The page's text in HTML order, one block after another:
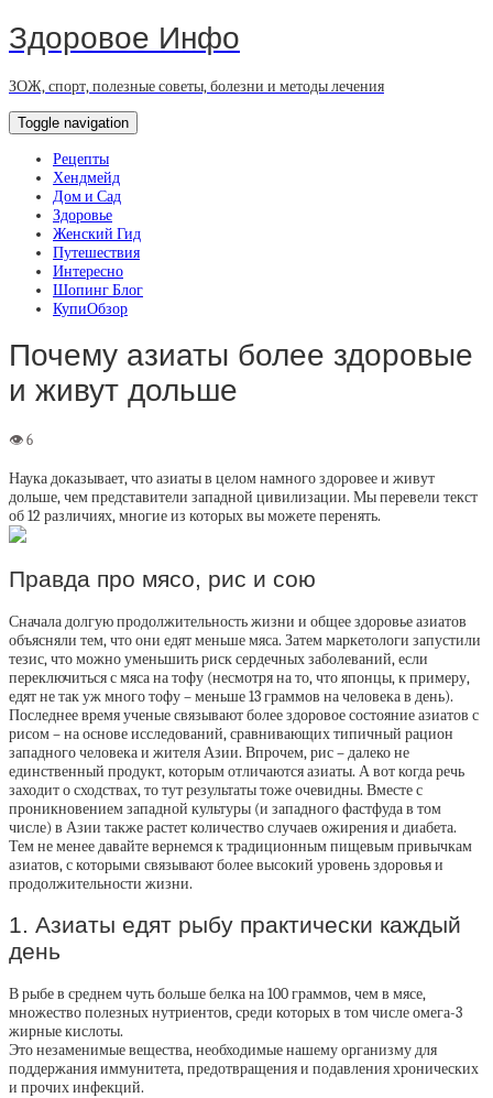
Здоровое Инфо
ЗОЖ, спорт, полезные советы, болезни и методы лечения
Toggle navigation
Рецепты
Хендмейд
Дом и Сад
Здоровье
Женский Гид
Путешествия
Интересно
Шопинг Блог
КупиОбзор
Почему азиаты более здоровые
и живут дольше
Наука доказывает, что азиаты в целом намного здоровее и живут
дольше, чем представители западной цивилизации. Мы перевели текст
об 12 различиях, многие из которых вы можете перенять.
Правда про мясо, рис и сою
Сначала долгую продолжительность жизни и общее здоровье азиатов
объясняли тем, что они едят меньше мяса. Затем маркетологи запустили
тезис, что можно уменьшить риск сердечных заболеваний, если
переключиться с мяса на тофу (несмотря на то, что японцы, к примеру,
едят не так уж много тофу – меньше 13 граммов на человека в день).
Последнее время ученые связывают более здоровое состояние азиатов с
рисом – на основе исследований, сравнивающих типичный рацион
западного человека и жителя Азии. Впрочем, рис – далеко не
единственный продукт, которым отличаются азиаты. А вот когда речь
заходит о сходствах, то тут результаты тоже очевидны. Вместе с
проникновением западной культуры (и западного фастфуда в том
числе) в Азии также растет количество случаев ожирения и диабета.
Тем не менее давайте вернемся к традиционным пищевым привычкам
азиатов, с которыми связывают более высокий уровень здоровья и
продолжительности жизни.
1. Азиаты едят рыбу практически каждый
день
В рыбе в среднем чуть больше белка на 100 граммов, чем в мясе,
множество полезных нутриентов, среди которых в том числе омега-3
жирные кислоты.
Это незаменимые вещества, необходимые нашему организму для
поддержания иммунитета, предотвращения и подавления хронических
и прочих инфекций.